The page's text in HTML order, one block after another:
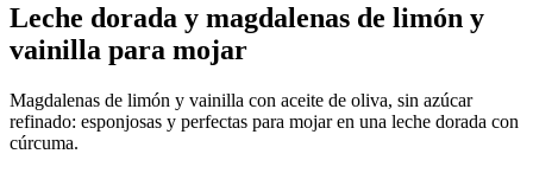
Leche dorada y magdalenas de limón y
vainilla para mojar
Magdalenas de limón y vainilla con aceite de oliva, sin azúcar
refinado: esponjosas y perfectas para mojar en una leche dorada con
cúrcuma.